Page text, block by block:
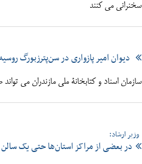
سخنرانی می کنند
دیوان امیر پازواری در سن‌پترزبورگ
سازمان اسناد و کتابخانۀ ملی مازندران می
وزیر ارشاد:
در بعضی از مراکز استان‌ها حتی یک سالن